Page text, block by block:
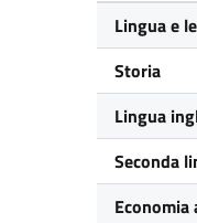
Lingua e
Storia
Lingua
Seconda
Economia